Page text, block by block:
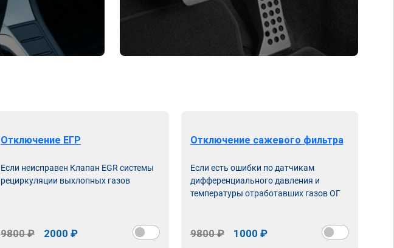
Отключение ЕГР
Если неисправен Клапан EGR системы
рециркуляции выхлопных газов
9800 ₽ 2000 ₽
Отключение сажевого фильтра
Если есть ошибки по датчикам
дифференциального давления и
температуры отработавших газов ОГ
9800 ₽ 1000 ₽